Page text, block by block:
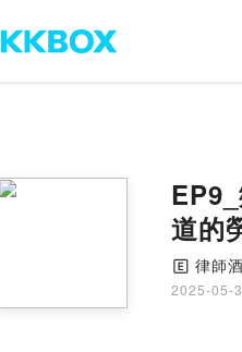
道的
🄴 律師
2025-05-